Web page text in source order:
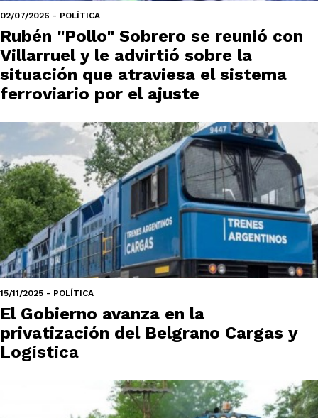
02/07/2026 - POLÍTICA
Rubén "Pollo" Sobrero se reunió con
Villarruel y le advirtió sobre la
situación que atraviesa el sistema
ferroviario por el ajuste
15/11/2025 - POLÍTICA
El Gobierno avanza en la
privatización del Belgrano Cargas y
Logística